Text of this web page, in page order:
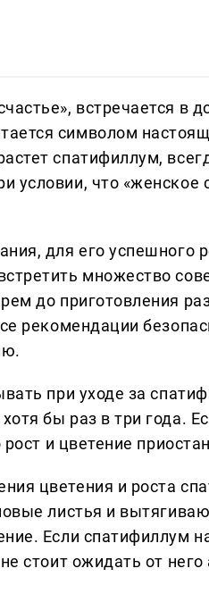
встречается в
символом
спатифиллум,
что «женское
для его успешного
множество
до приготовления
рекомендации
при уходе за
бы раз в три года.
и цветение
цветения и роста
листья и
Если спатифиллум
стоит ожидать от него